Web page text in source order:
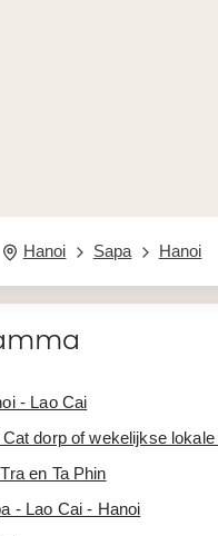
Hanoi Sapa Hanoi
- Lao Cai
dorp of wekelijkse
en Ta Phin
- Lao Cai - Hanoi